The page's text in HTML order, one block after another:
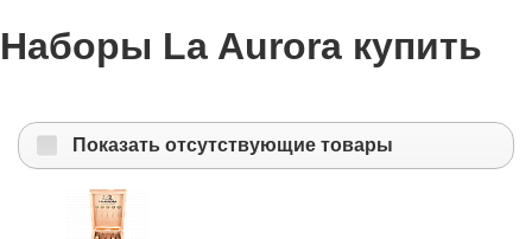
Наборы La Aurora купить
Показать отсутствующие товары